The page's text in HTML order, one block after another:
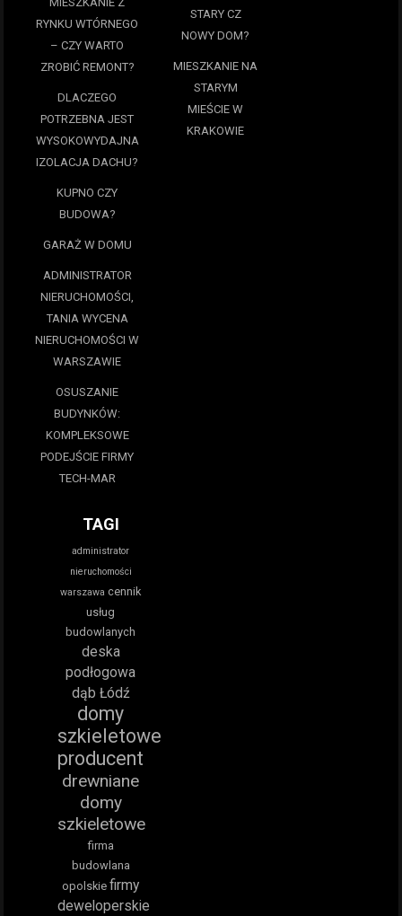
RYNKU WTÓRNEGO
– CZY WARTO
ZROBIĆ REMONT?
DLACZEGO
POTRZEBNA JEST
WYSOKOWYDAJNA
IZOLACJA DACHU?
KUPNO CZY
BUDOWA?
GARAŻ W DOMU
ADMINISTRATOR
NIERUCHOMOŚCI,
TANIA WYCENA
NIERUCHOMOŚCI W
WARSZAWIE
OSUSZANIE
BUDYNKÓW:
KOMPLEKSOWE
PODEJŚCIE FIRMY
TECH-MAR
STARY CZ
NOWY DOM?
MIESZKANIE NA
STARYM
MIEŚCIE W
KRAKOWIE
TAGI
administrator
nieruchomości
warszawa cennik
usług
budowlanych
deska
podłogowa
dąb Łódź
domy
szkieletowe
producent
drewniane
domy
szkieletowe
firma
budowlana
opolskie firmy
deweloperskie